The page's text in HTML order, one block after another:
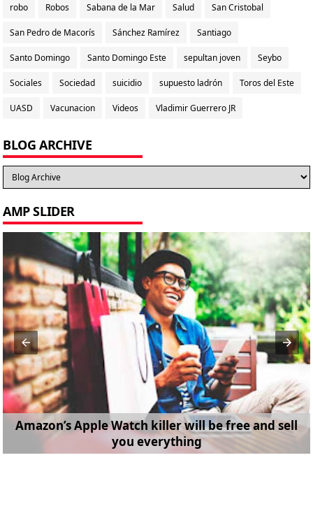
robo Robos Sabana de la Mar Salud San Cristobal
San Pedro de Macorís Sánchez Ramírez Santiago
Santo Domingo Santo Domingo Este sepultan joven Seybo
Sociales Sociedad suicidio supuesto ladrón Toros del Este
UASD Vacunacion Videos Vladimir Guerrero JR
BLOG ARCHIVE
AMP SLIDER
Amazon’s Apple Watch killer will be free and sell
you everything